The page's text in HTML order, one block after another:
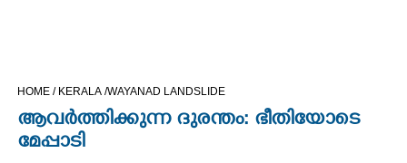
CINEMA
OPINION
HOME / KERALA /WAYANAD LANDSLIDE
ആവർത്തിക്കുന്ന ദുരന്തം: ഭീതിയോടെ
മേപ്പാടി